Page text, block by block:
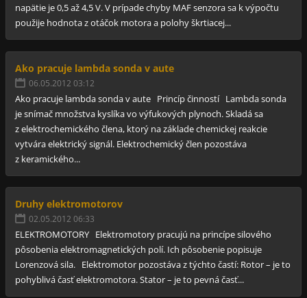
napätie je 0,5 až 4,5 V. V prípade chyby MAF senzora sa k výpočtu
použije hodnota z otáčok motora a polohy škrtiacej...
Ako pracuje lambda sonda v aute
06.05.2012 03:12
Ako pracuje lambda sonda v aute Princíp činností Lambda sonda
je snímač množstva kyslíka vo výfukových plynoch. Skladá sa
z elektrochemického člena, ktorý na základe chemickej reakcie
vytvára elektrický signál. Elektrochemický člen pozostáva
z keramického...
Druhy elektromotorov
02.05.2012 06:33
ELEKTROMOTORY Elektromotory pracujú na princípe silového
pôsobenia elektromagnetických polí. Ich pôsobenie popisuje
Lorenzová sila. Elektromotor pozostáva z týchto častí: Rotor – je to
pohyblivá časť elektromotora. Stator – je to pevná časť...